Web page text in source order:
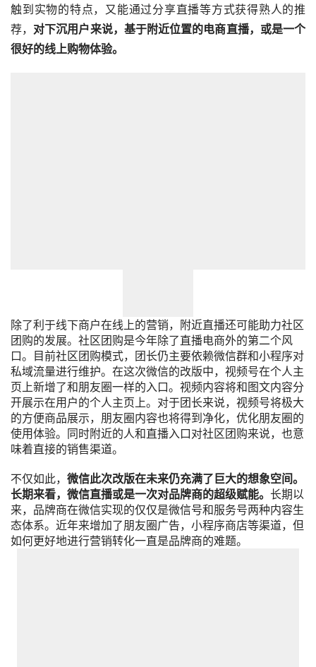
触到实物的特点，又能通过分享直播等方式获得熟人的推
荐， 对下沉用户来说，基于附近位置的电商直播，或是一个
很好的线上购物体验。
除了利于线下商户在线上的营销，附近直播还可能助力社区
团购的发展。社区团购是今年除了直播电商外的第二个风
口。目前社区团购模式，团长仍主要依赖微信群和小程序对
私域流量进行维护。在这次微信的改版中，视频号在个人主
页上新增了和朋友圈一样的入口。视频内容将和图文内容分
开展示在用户的个人主页上。对于团长来说，视频号将极大
的方便商品展示，朋友圈内容也将得到净化，优化朋友圈的
使用体验。同时附近的人和直播入口对社区团购来说，也意
味着直接的销售渠道。
不仅如此， 微信此次改版在未来仍充满了巨大的想象空间。
长期来看，微信直播或是一次对品牌商的超级赋能。 长期以
来，品牌商在微信实现的仅仅是微信号和服务号两种内容生
态体系。近年来增加了朋友圈广告，小程序商店等渠道，但
如何更好地进行营销转化一直是品牌商的难题。